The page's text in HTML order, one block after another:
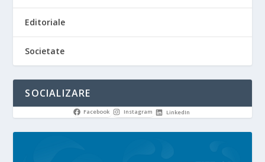
Editoriale
Societate
SOCIALIZARE
Facebook Instagram LinkedIn